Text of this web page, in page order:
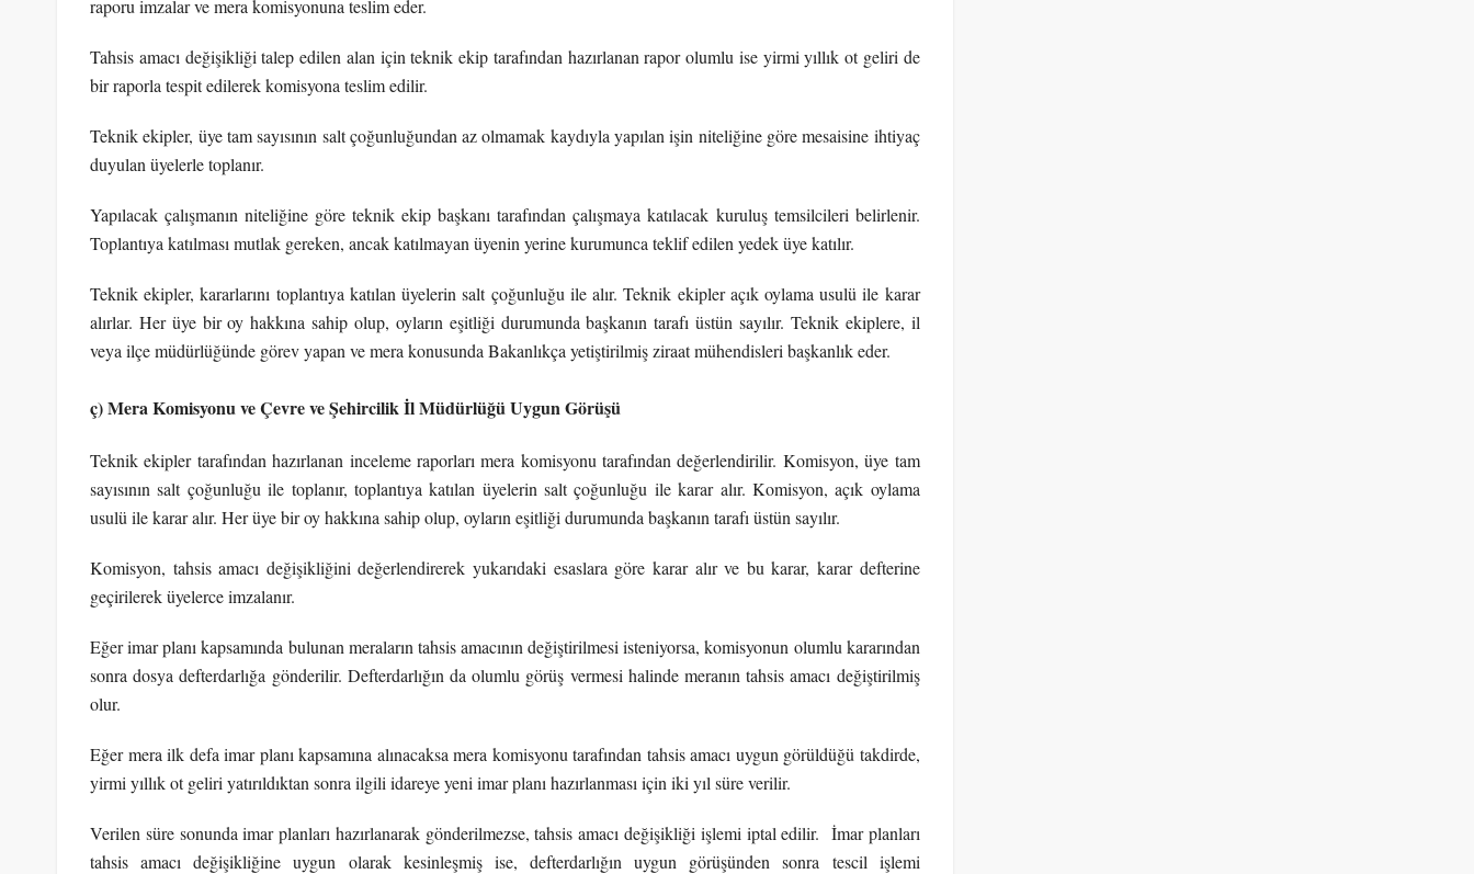
raporu imzalar ve mera komisyonuna teslim eder.
Tahsis amacı değişikliği talep edilen alan için teknik ekip tarafından hazırlanan rapor olumlu ise yirmi yıllık ot geliri de
bir raporla tespit edilerek komisyona teslim edilir.
Teknik ekipler, üye tam sayısının salt çoğunluğundan az olmamak kaydıyla yapılan işin niteliğine göre mesaisine ihtiyaç
duyulan üyelerle toplanır.
Yapılacak çalışmanın niteliğine göre teknik ekip başkanı tarafından çalışmaya katılacak kuruluş temsilcileri belirlenir.
Toplantıya katılması mutlak gereken, ancak katılmayan üyenin yerine kurumunca teklif edilen yedek üye katılır.
Teknik ekipler, kararlarını toplantıya katılan üyelerin salt çoğunluğu ile alır. Teknik ekipler açık oylama usulü ile karar
alırlar. Her üye bir oy hakkına sahip olup, oyların eşitliği durumunda başkanın tarafı üstün sayılır. Teknik ekiplere, il
veya ilçe müdürlüğünde görev yapan ve mera konusunda Bakanlıkça yetiştirilmiş ziraat mühendisleri başkanlık eder.
ç) Mera Komisyonu ve Çevre ve Şehircilik İl Müdürlüğü Uygun Görüşü
Teknik ekipler tarafından hazırlanan inceleme raporları mera komisyonu tarafından değerlendirilir. Komisyon, üye tam
sayısının salt çoğunluğu ile toplanır, toplantıya katılan üyelerin salt çoğunluğu ile karar alır. Komisyon, açık oylama
usulü ile karar alır. Her üye bir oy hakkına sahip olup, oyların eşitliği durumunda başkanın tarafı üstün sayılır.
Komisyon, tahsis amacı değişikliğini değerlendirerek yukarıdaki esaslara göre karar alır ve bu karar, karar defterine
geçirilerek üyelerce imzalanır.
Eğer imar planı kapsamında bulunan meraların tahsis amacının değiştirilmesi isteniyorsa, komisyonun olumlu kararından
sonra dosya defterdarlığa gönderilir. Defterdarlığın da olumlu görüş vermesi halinde meranın tahsis amacı değiştirilmiş
olur.
Eğer mera ilk defa imar planı kapsamına alınacaksa mera komisyonu tarafından tahsis amacı uygun görüldüğü takdirde,
yirmi yıllık ot geliri yatırıldıktan sonra ilgili idareye yeni imar planı hazırlanması için iki yıl süre verilir.
Verilen süre sonunda imar planları hazırlanarak gönderilmezse, tahsis amacı değişikliği işlemi iptal edilir. İmar planları
tahsis amacı değişikliğine uygun olarak kesinleşmiş ise, defterdarlığın uygun görüşünden sonra tescil işlemi